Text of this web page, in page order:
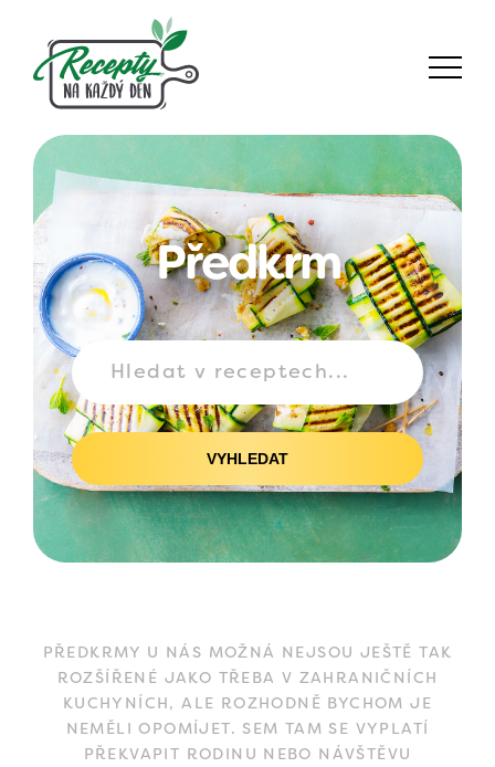
Předkrm
VYHLEDAT
PŘEDKRMY U NÁS MOŽNÁ NEJSOU JEŠTĚ TAK
ROZŠÍŘENÉ JAKO TŘEBA V ZAHRANIČNÍCH
KUCHYNÍCH, ALE ROZHODNĚ BYCHOM JE
NEMĚLI OPOMÍJET. SEM TAM SE VYPLATÍ
PŘEKVAPIT RODINU NEBO NÁVŠTĚVU